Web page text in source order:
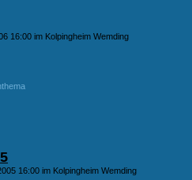
16:00 im Kolpingheim Wemding
16:00 im Kolpingheim Wemding